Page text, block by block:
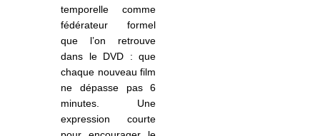
temporelle comme
fédérateur formel
que l’on retrouve
dans le DVD : que
chaque nouveau film
ne dépasse pas 6
minutes. Une
expression courte